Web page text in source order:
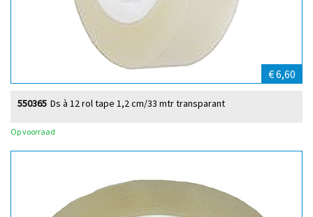
€ 6,60
Ds à 12 rol tape 1,2 cm/33 mtr transparant
550365
Op voorraad